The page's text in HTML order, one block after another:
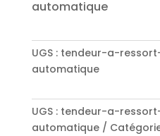
automatique
UGS : tendeur-a-
automatique
UGS : tendeur-a-
automatique